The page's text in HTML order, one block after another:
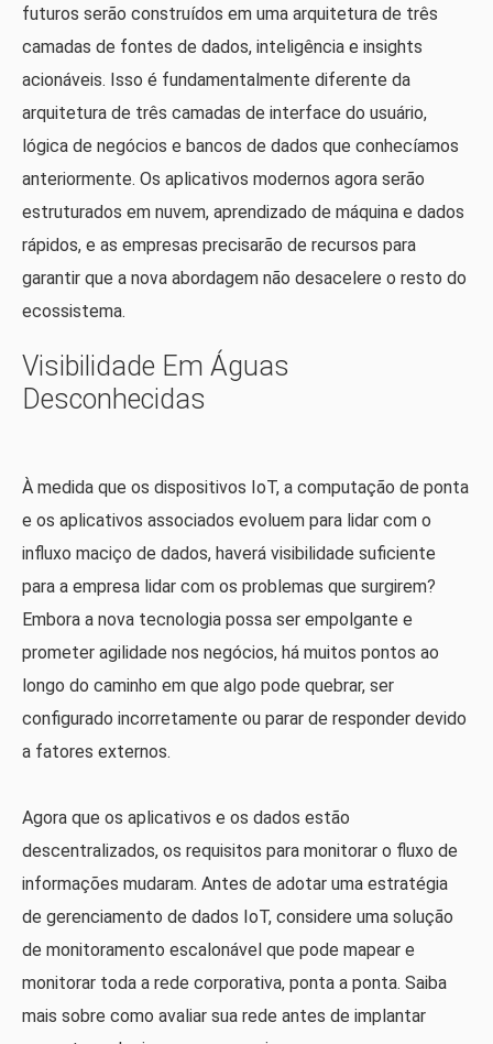
futuros serão construídos em uma arquitetura de três
camadas de fontes de dados, inteligência e insights
acionáveis. Isso é fundamentalmente diferente da
arquitetura de três camadas de interface do usuário,
lógica de negócios e bancos de dados que conhecíamos
anteriormente. Os aplicativos modernos agora serão
estruturados em nuvem, aprendizado de máquina e dados
rápidos, e as empresas precisarão de recursos para
garantir que a nova abordagem não desacelere o resto do
ecossistema.
Visibilidade Em Águas
Desconhecidas
À medida que os dispositivos IoT, a computação de ponta
e os aplicativos associados evoluem para lidar com o
influxo maciço de dados, haverá visibilidade suficiente
para a empresa lidar com os problemas que surgirem?
Embora a nova tecnologia possa ser empolgante e
prometer agilidade nos negócios, há muitos pontos ao
longo do caminho em que algo pode quebrar, ser
configurado incorretamente ou parar de responder devido
a fatores externos.
Agora que os aplicativos e os dados estão
descentralizados, os requisitos para monitorar o fluxo de
informações mudaram. Antes de adotar uma estratégia
de gerenciamento de dados IoT, considere uma solução
de monitoramento escalonável que pode mapear e
monitorar toda a rede corporativa, ponta a ponta. Saiba
mais sobre como avaliar sua rede antes de implantar